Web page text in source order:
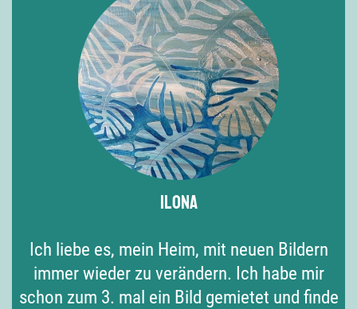
Ilona
Ich liebe es, mein Heim, mit neuen Bildern
immer wieder zu verändern. Ich habe mir
schon zum 3. mal ein Bild gemietet und finde